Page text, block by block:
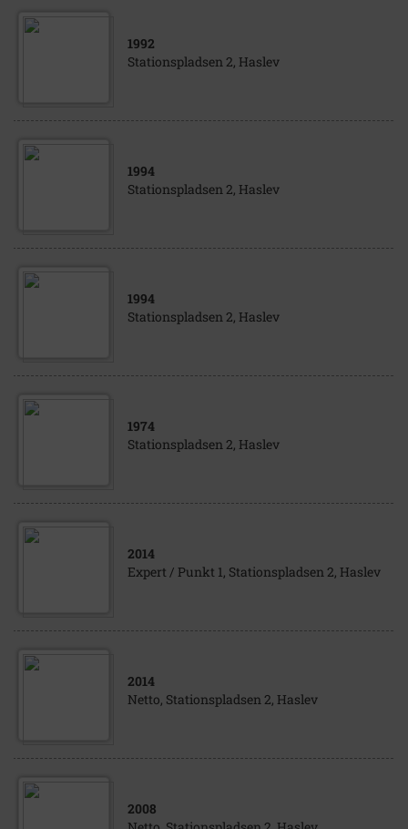
1992
Stationspladsen 2, Haslev
1994
Stationspladsen 2, Haslev
1994
Stationspladsen 2, Haslev
1974
Stationspladsen 2, Haslev
2014
Expert / Punkt 1, Stationspladsen 2, Haslev
2014
Netto, Stationspladsen 2, Haslev
2008